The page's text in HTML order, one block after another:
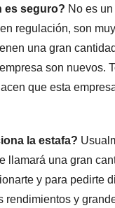
es seguro? No es
regulación, son
una gran
son nuevos.
que esta
la estafa?
llamará una gran
y para pedirte
rendimientos y